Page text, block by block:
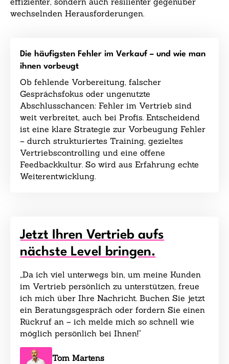
wechselnden Herausforderungen.
Die häufigsten Fehler im Verkauf – und wie man
ihnen vorbeugt
Ob fehlende Vorbereitung, falscher
Gesprächsfokus oder ungenutzte
Abschlusschancen: Fehler im Vertrieb sind
weit verbreitet, auch bei Profis. Entscheidend
ist eine klare Strategie zur Vorbeugung Fehler
– durch strukturiertes Training, gezieltes
Vertriebscontrolling und eine offene
Feedbackkultur. So wird aus Erfahrung echte
Weiterentwicklung.
Jetzt Ihren Vertrieb aufs
nächste Level bringen.
„Da ich viel unterwegs bin, um meine Kunden
im Vertrieb persönlich zu unterstützen, freue
ich mich über Ihre Nachricht. Buchen Sie jetzt
ein Beratungsgespräch oder fordern Sie einen
Rückruf an – ich melde mich so schnell wie
möglich persönlich bei Ihnen!“
Tom Martens